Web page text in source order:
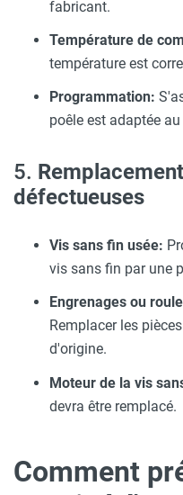
fabricant.
Température de
température est
Programmation:
poêle est adaptée
5.
défectueuses
Vis sans fin usée:
vis sans fin par une
Engrenages ou
Remplacer les
d'origine.
Moteur de la vis
devra être remplacé.
Comment